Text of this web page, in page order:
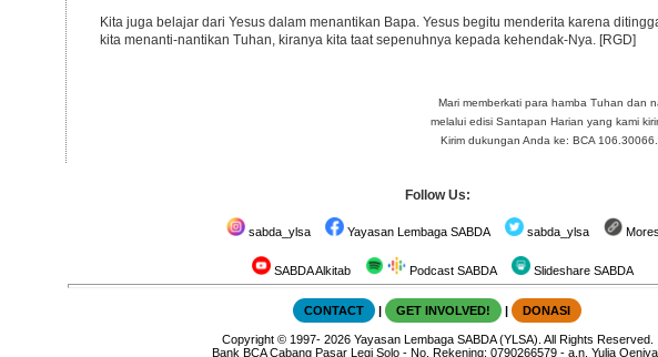
Kita juga belajar dari Yesus dalam menantikan Bapa. Yesus begitu menderita karena
kita menanti-nantikan Tuhan, kiranya kita taat sepenuhnya kepada kehendak-Nya. [RGD]
Mari memberkati para hamba Tuhan dan
melalui edisi Santapan Harian yang kami
Kirim dukungan Anda ke: BCA
Follow Us:
sabda_ylsa Yayasan Lembaga SABDA sabda_ylsa Mores
SABDA Alkitab Podcast SABDA Slideshare SABDA
CONTACT | GET INVOLVED! | DONASI
Copyright© 1997- 2026 Yayasan Lembaga SABDA (YLSA). All Rights Reserved.
Bank BCA Cabang Pasar Legi Solo - No. Rekening: 0790266579 - a.n. Yulia